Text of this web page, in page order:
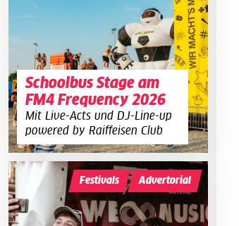
Schoolbus Stage am
FM4 Frequency 2026
Mit Live-Acts und DJ-Line-up
powered by Raiffeisen Club
Festivals Advertorial